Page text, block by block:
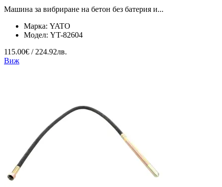
Машина за вибриране на бетон без батерия и...
Марка: YATO
Модел: YT-82604
115.00€ / 224.92лв.
Виж